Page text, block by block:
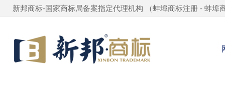
新邦商标-国家商标局备案指定代理机构 （蚌埠商标注册 - 蚌埠